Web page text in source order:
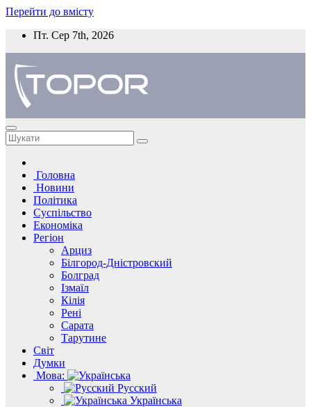
Перейти до вмісту
Пт. Сер 7th, 2026
Головна
Новини
Політика
Суспільство
Економіка
Регіон
Арциз
Білгород-Дністровский
Болград
Ізмаїл
Кілія
Рені
Сарата
Тарутине
Світ
Думки
Мова:
Русский
Українська